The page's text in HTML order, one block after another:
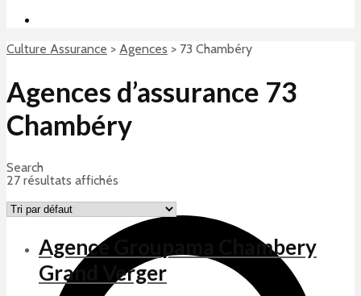
Culture Assurance > Agences > 73 Chambéry
Agences d’assurance 73
Chambéry
Search
27 résultats affichés
Agence Groupama Chambery
Grand Verger